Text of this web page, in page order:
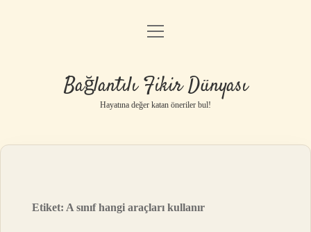
Anasayfa
Yasal Uyarı
menüyü
Bağlantılı Fikir Dünyası
Hayatına değer katan öneriler bul!
Etiket: A sınıf hangi araçları kullanır